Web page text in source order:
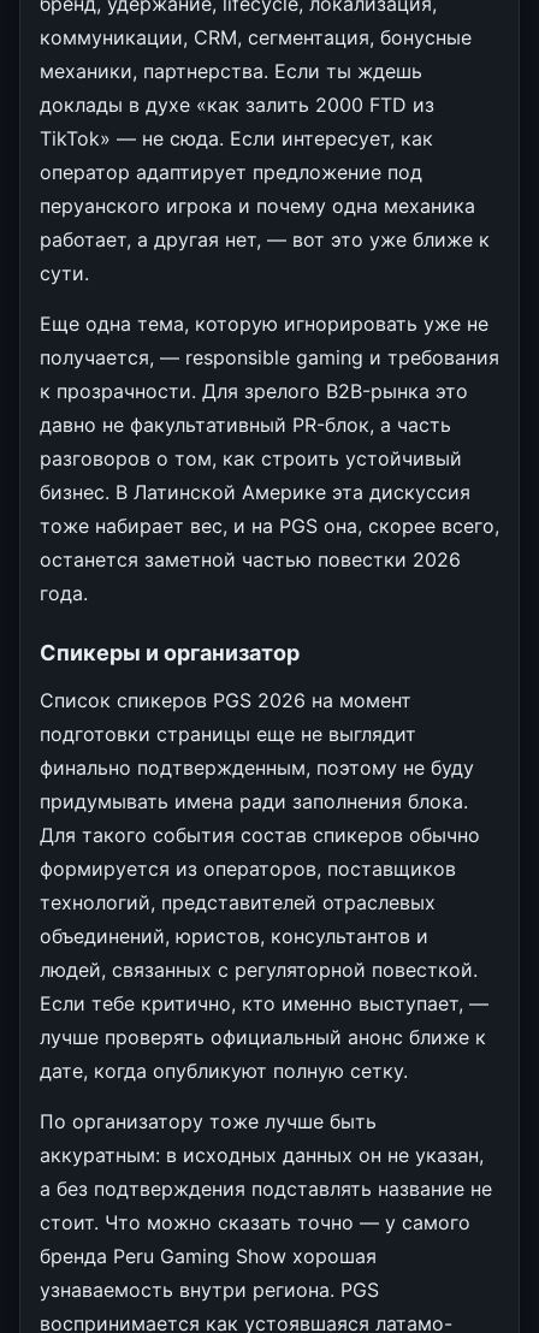
коммуникации, CRM, сегментация, бонусные
механики, партнерства. Если ты ждешь
доклады в духе «как залить 2000 FTD из
TikTok» — не сюда. Если интересует, как
оператор адаптирует предложение под
перуанского игрока и почему одна механика
работает, а другая нет, — вот это уже ближе к
сути.
Еще одна тема, которую игнорировать уже не
получается, — responsible gaming и требования
к прозрачности. Для зрелого B2B-рынка это
давно не факультативный PR-блок, а часть
разговоров о том, как строить устойчивый
бизнес. В Латинской Америке эта дискуссия
тоже набирает вес, и на PGS она, скорее всего,
останется заметной частью повестки 2026
года.
Спикеры и организатор
Список спикеров PGS 2026 на момент
подготовки страницы еще не выглядит
финально подтвержденным, поэтому не буду
придумывать имена ради заполнения блока.
Для такого события состав спикеров обычно
формируется из операторов, поставщиков
технологий, представителей отраслевых
объединений, юристов, консультантов и
людей, связанных с регуляторной повесткой.
Если тебе критично, кто именно выступает, —
лучше проверять официальный анонс ближе к
дате, когда опубликуют полную сетку.
По организатору тоже лучше быть
аккуратным: в исходных данных он не указан,
а без подтверждения подставлять название не
стоит. Что можно сказать точно — у самого
бренда Peru Gaming Show хорошая
узнаваемость внутри региона. PGS
воспринимается как устоявшаяся латамо-